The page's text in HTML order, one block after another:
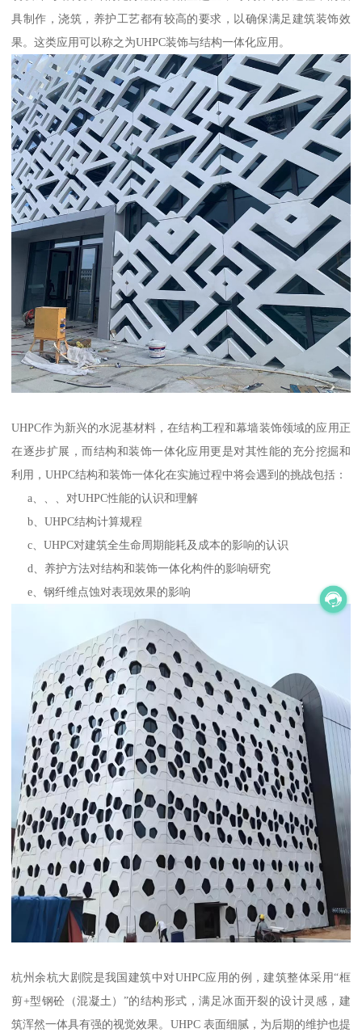
具制作，浇筑，养护工艺都有较高的要求，以确保满足建筑装饰效
果。这类应用可以称之为UHPC装饰与结构一体化应用。
UHPC作为新兴的水泥基材料，在结构工程和幕墙装饰领域的应用正
在逐步扩展，而结构和装饰一体化应用更是对其性能的充分挖掘和
利用，UHPC结构和装饰一体化在实施过程中将会遇到的挑战包括：
a、、、对UHPC性能的认识和理解
b、UHPC结构计算规程
c、UHPC对建筑全生命周期能耗及成本的影响的认识
d、养护方法对结构和装饰一体化构件的影响研究
e、钢纤维点蚀对表现效果的影响
杭州余杭大剧院是我国建筑中对UHPC应用的例，建筑整体采用“框
剪+型钢砼（混凝土）”的结构形式，满足冰面开裂的设计灵感，建
筑浑然一体具有强的视觉效果。UHPC 表面细腻，为后期的维护也提